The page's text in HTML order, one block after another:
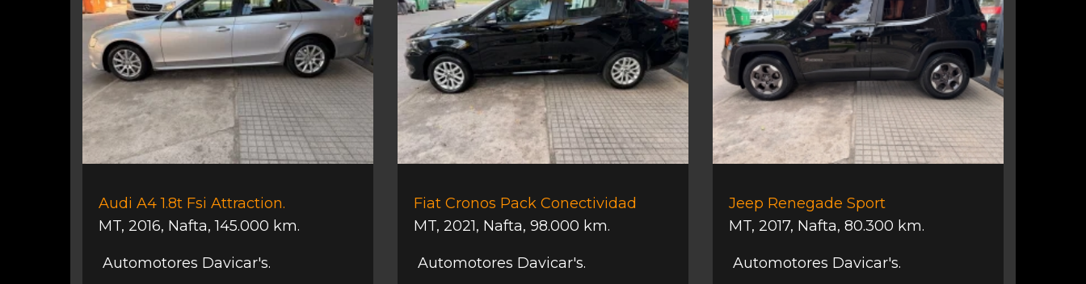
Audi A4 1.8t Fsi Attraction.
MT, 2016, Nafta,145.000 km.
Automotores Davicar's.
Fiat Cronos Pack Conectividad
MT, 2021, Nafta, 98.000 km.
Automotores Davicar's.
Jeep Renegade Sport
MT, 2017, Nafta, 80.300 km.
Automotores Davicar's.